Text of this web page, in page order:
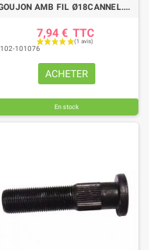
GOUJON AMB FIL Ø18CANNEL.Ø22,5 LG 72
7,94 € TTC
102-101076
ACHETER
En stock